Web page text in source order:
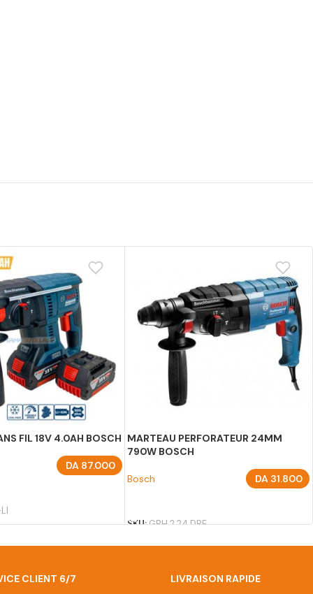
FIL 18V 4.0AH BOSCH
DA87.000
MARTEAU PERFORATEUR 24MM
790W BOSCH
Bosch DA31.800
SKU:GBH 2 24 DRE
CLIENT 6/7
LIVRAISON RAPIDE